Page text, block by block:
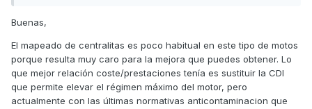
revoluciones,y sobretodo el relenti tambien esta muy
bajo,imagino que tendra algun tipo de manera de aumentar
el relenti un poco este tipo de motos no?
Tambien imagino que saldra algun tipo de modificacion de
centralita para qquitarle el capado que les han puesto,pero
Buenas,
El mapeado de centralitas es poco habitual en este tipo de motos
porque resulta muy caro para la mejora que puedes obtener. Lo
que mejor relación coste/prestaciones tenía es sustituir la CDI
que permite elevar el régimen máximo del motor, pero
actualmente con las últimas normativas anticontaminacion que